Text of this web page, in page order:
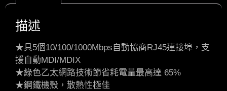
描述
★具5個10/100/1000Mbps自動協商RJ45連接埠，支
援自動MDI/MDIX
★綠色乙太網路技術節省耗電量最高達 65%
★鋼鐵機殼，散熱性極佳